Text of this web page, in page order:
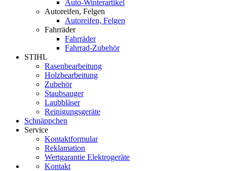
Auto-Winterartikel
Autoreifen, Felgen
Autoreifen, Felgen
Fahrräder
Fahrräder
Fahrrad-Zubehör
STIHL
Rasenbearbeitung
Holzbearbeitung
Zubehör
Staubsauger
Laubbläser
Reinigungsgeräte
Schnäppchen
Service
Kontaktformular
Reklamation
Wertgarantie Elektrogeräte
Kontakt